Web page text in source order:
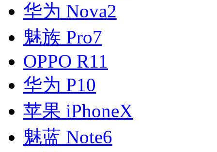
华为 Nova2
魅族 Pro7
OPPO R11
华为 P10
苹果 iPhoneX
魅蓝 Note6